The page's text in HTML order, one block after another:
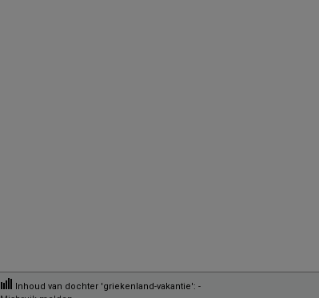
Inhoud van dochter 'griekenland-vakantie': -